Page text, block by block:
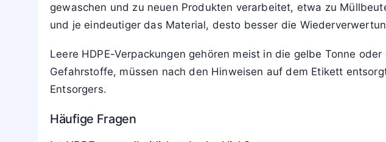
gewaschen und zu neuen Produkten verarbeitet, etwa zu
und je eindeutiger das Material, desto besser die
Leere HDPE-Verpackungen gehören meist in die gelbe Tonne
Gefahrstoffe, müssen nach den Hinweisen auf dem Etikett
Entsorgers.
Häufige Fragen